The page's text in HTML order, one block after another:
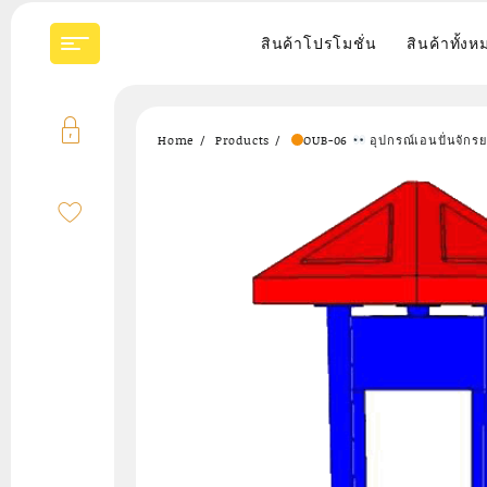
content
สินค้าโปรโมชั่น สินค้าทั้งห
Home Products OUB-06 อุปกรณ์เอนปั่นจักร